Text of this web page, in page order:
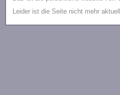
Leider ist die Seite nicht mehr